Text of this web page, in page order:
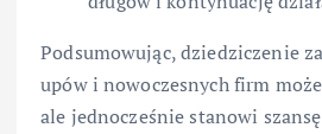
Podsumowując, dziedziczenie
upów i nowoczesnych firm
ale jednocześnie stanowi